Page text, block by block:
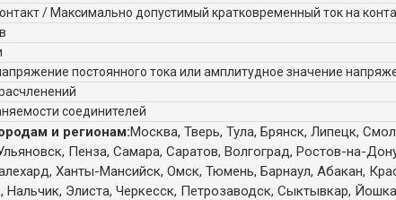
/ Максимально допустимый кратковременный ток на
постоянного тока или амплитудное значение
соединителей
и регионам:Москва, Тверь, Тула, Брянск, Липецк,
Пенза, Самара, Саратов, Волгоград, Ростов-на-
Ханты-Мансийск, Омск, Тюмень, Барнаул, Абакан,
Нальчик, Элиста, Черкесск, Петрозаводск, Сыктывкар,